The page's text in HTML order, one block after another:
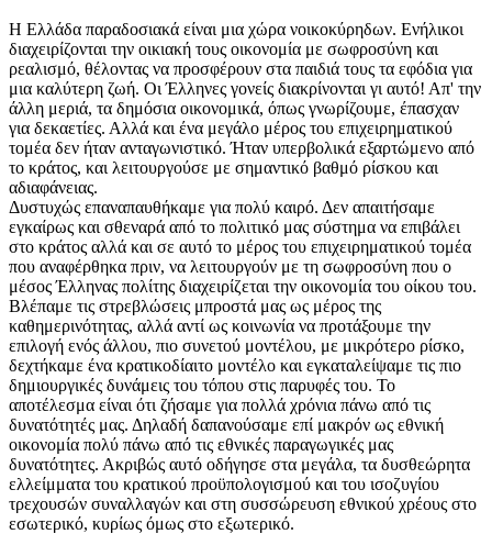
Η Ελλάδα παραδοσιακά είναι μια χώρα νοικοκύρηδων. Ενήλικοι
διαχειρίζονται την οικιακή τους οικονομία με σωφροσύνη και
ρεαλισμό, θέλοντας να προσφέρουν στα παιδιά τους τα εφόδια για
μια καλύτερη ζωή. Οι Έλληνες γονείς διακρίνονται γι αυτό! Απ' την
άλλη μεριά, τα δημόσια οικονομικά, όπως γνωρίζουμε, έπασχαν
για δεκαετίες. Αλλά και ένα μεγάλο μέρος του επιχειρηματικού
τομέα δεν ήταν ανταγωνιστικό. Ήταν υπερβολικά εξαρτώμενο από
το κράτος, και λειτουργούσε με σημαντικό βαθμό ρίσκου και
αδιαφάνειας.
Δυστυχώς επαναπαυθήκαμε για πολύ καιρό. Δεν απαιτήσαμε
εγκαίρως και σθεναρά από το πολιτικό μας σύστημα να επιβάλει
στο κράτος αλλά και σε αυτό το μέρος του επιχειρηματικού τομέα
που αναφέρθηκα πριν, να λειτουργούν με τη σωφροσύνη που ο
μέσος Έλληνας πολίτης διαχειρίζεται την οικονομία του οίκου του.
Βλέπαμε τις στρεβλώσεις μπροστά μας ως μέρος της
καθημερινότητας, αλλά αντί ως κοινωνία να προτάξουμε την
επιλογή ενός άλλου, πιο συνετού μοντέλου, με μικρότερο ρίσκο,
δεχτήκαμε ένα κρατικοδίαιτο μοντέλο και εγκαταλείψαμε τις πιο
δημιουργικές δυνάμεις του τόπου στις παρυφές του. Το
αποτέλεσμα είναι ότι ζήσαμε για πολλά χρόνια πάνω από τις
δυνατότητές μας. Δηλαδή δαπανούσαμε επί μακρόν ως εθνική
οικονομία πολύ πάνω από τις εθνικές παραγωγικές μας
δυνατότητες. Ακριβώς αυτό οδήγησε στα μεγάλα, τα δυσθεώρητα
ελλείμματα του κρατικού προϋπολογισμού και του ισοζυγίου
τρεχουσών συναλλαγών και στη συσσώρευση εθνικού χρέους στο
εσωτερικό, κυρίως όμως στο εξωτερικό.